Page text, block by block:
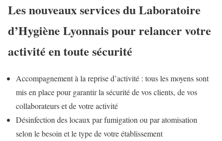
Les nouveaux services du Laboratoire
d’Hygiène Lyonnais pour relancer votre
activité en toute sécurité
Accompagnement à la reprise d’activité : tous les moyens sont
mis en place pour garantir la sécurité de vos clients, de vos
collaborateurs et de votre activité
Désinfection des locaux par fumigation ou par atomisation
selon le besoin et le type de votre établissement